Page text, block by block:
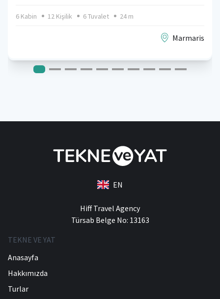
6 Kabin 12 Kişilik 6 Tuvalet 24 m
Marmaris
EN
Hiff Travel Agency
Türsab Belge No: 13163
TEKNE VE YAT
Anasayfa
Hakkımızda
Turlar